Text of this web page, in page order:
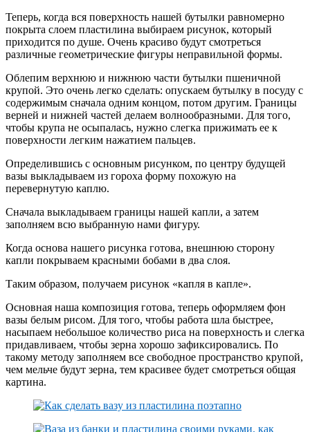
Теперь, когда вся поверхность нашей бутылки равномерно
покрыта слоем пластилина выбираем рисунок, который
приходится по душе. Очень красиво будут смотреться
различные геометрические фигуры неправильной формы.
Облепим верхнюю и нижнюю части бутылки пшеничной
крупой. Это очень легко сделать: опускаем бутылку в посуду с
содержимым сначала одним концом, потом другим. Границы
верней и нижней частей делаем волнообразными. Для того,
чтобы крупа не осыпалась, нужно слегка прижимать ее к
поверхности легким нажатием пальцев.
Определившись с основным рисунком, по центру будущей
вазы выкладываем из гороха форму похожую на
перевернутую каплю.
Сначала выкладываем границы нашей капли, а затем
заполняем всю выбранную нами фигуру.
Когда основа нашего рисунка готова, внешнюю сторону
капли покрываем красными бобами в два слоя.
Таким образом, получаем рисунок «капля в капле».
Основная наша композиция готова, теперь оформляем фон
вазы белым рисом. Для того, чтобы работа шла быстрее,
насыпаем небольшое количество риса на поверхность и слегка
придавливаем, чтобы зерна хорошо зафиксировались. По
такому методу заполняем все свободное пространство крупой,
чем мельче будут зерна, тем красивее будет смотреться общая
картина.